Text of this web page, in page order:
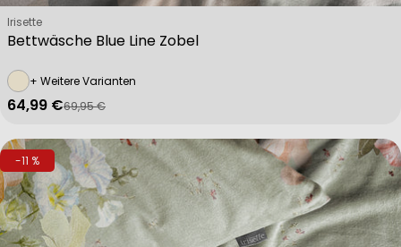
Bettwäsche Blue Line Zobel
Verkäufer:
Irisette
+ Weitere Varianten
Verkaufspreis
64,99 €
Regulärer Preis
69,95 €
-11 %